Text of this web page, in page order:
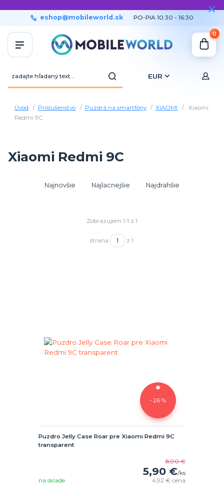
EUR
eshop@mobileworld.sk PO-PIA 10:30 - 16:30
0
Úvod Príslušenstvo Puzdrá na smartfóny XIAOMI
Xiaomi
Redmi 9C
Xiaomi Redmi 9C
Najnovšie Najlacnejšie Najdrahšie
Zobrazujem 1-1 z 1
strana z 1
- 26 %
Puzdro Jelly Case Roar pre Xiaomi Redmi 9C
transparent
8,00 €
5,90 €/ks
4,92 €cena
na sklade